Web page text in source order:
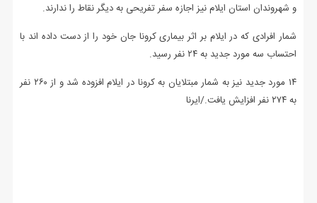
و شهروندان استان ایلام نیز اجازه سفر تفریحی به دیگر نقاط را ندارند.
شمار افرادی که در ایلام بر اثر بیماری کرونا جان خود را از دست داده اند با
احتساب سه مورد جدید به ۲۴ نفر رسید.
۱۴ مورد جدید نیز به شمار مبتلایان به کرونا در ایلام افزوده شد و از ۲۶۰ نفر
به ۲۷۴ نفر افزایش یافت./ایرنا